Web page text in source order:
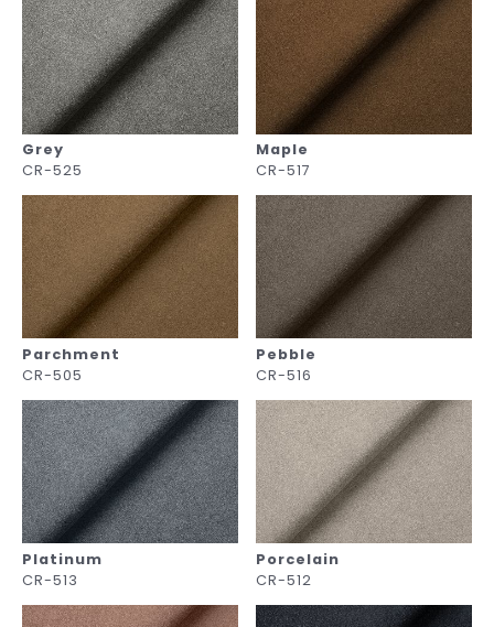
Grey
CR-525
Maple
CR-517
Parchment
CR-505
Pebble
CR-516
Platinum
CR-513
Porcelain
CR-512